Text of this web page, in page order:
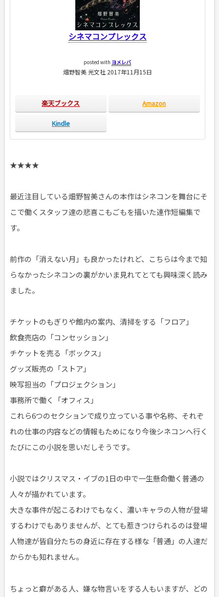
シネマコンプレックス
posted with ヨメレバ
畑野智美 光文社 2017年11月15日
楽天ブックス Amazon
Kindle
★★★★
最近注目している畑野智美さんの本作はシネコンを舞台にそ
こで働くスタッフ達の悲喜こもごもを描いた連作短編集で
す。
前作の「消えない月」も良かったけれど、こちらは今まで知
らなかったシネコンの裏がかいま見れてとても興味深く読み
ました。
チケットのもぎりや館内の案内、清掃をする「フロア」
飲食売店の「コンセッション」
チケットを売る「ボックス」
グッズ販売の「ストア」
映写担当の「プロジェクション」
事務所で働く「オフィス」
これら6つのセクションで成り立っている事や名称、それぞ
れの仕事の内容などの情報もためになり今後シネコンへ行く
たびにこの小説を思いだしそうです。
小説ではクリスマス・イブの1日の中で一生懸命働く普通の
人々が描かれています。
大きな事件が起こるわけでもなく、濃いキャラの人物が登場
するわけでもありませんが、とても惹きつけられるのは登場
人物達が皆自分たちの身近に存在する様な「普通」の人達だ
からかも知れません。
ちょっと癖がある人、嫌な物言いをする人もいますが、どの